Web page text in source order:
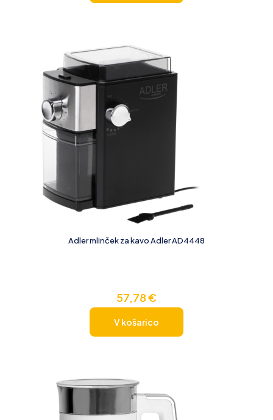
Adler mlinček za kavo Adler AD4448
57,78€
V košarico